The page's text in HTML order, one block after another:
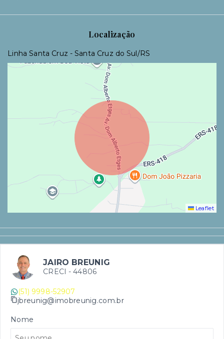
Localização
Linha Santa Cruz - Santa Cruz do Sul/RS
Leaflet
JAIRO BREUNIG
CRECI - 44806
(51) 9998-52907
jbreunig@imobreunig.com.br
Nome